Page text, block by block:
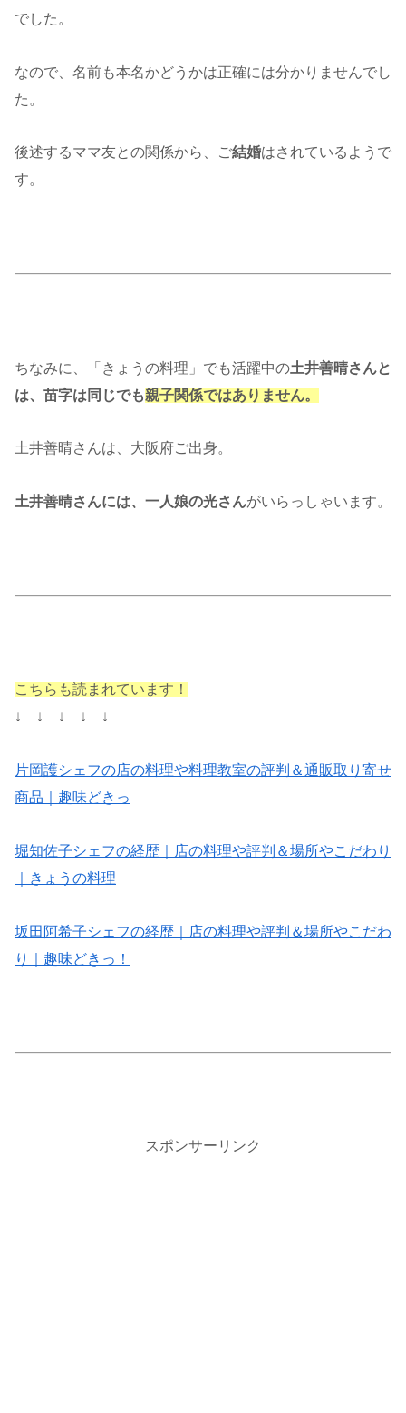
でした。
なので、名前も本名かどうかは正確には分かりませんでし
た。
後述するママ友との関係から、ご結婚はされているようで
す。
ちなみに、「きょうの料理」でも活躍中の土井善晴さんと
は、苗字は同じでも親子関係ではありません。
土井善晴さんは、大阪府ご出身。
土井善晴さんには、一人娘の光さんがいらっしゃいます。
こちらも読まれています！
↓ ↓ ↓ ↓ ↓
片岡護シェフの店の料理や料理教室の評判＆通販取り寄せ
商品｜趣味どきっ
堀知佐子シェフの経歴｜店の料理や評判＆場所やこだわり
｜きょうの料理
坂田阿希子シェフの経歴｜店の料理や評判＆場所やこだわ
り｜趣味どきっ！
スポンサーリンク